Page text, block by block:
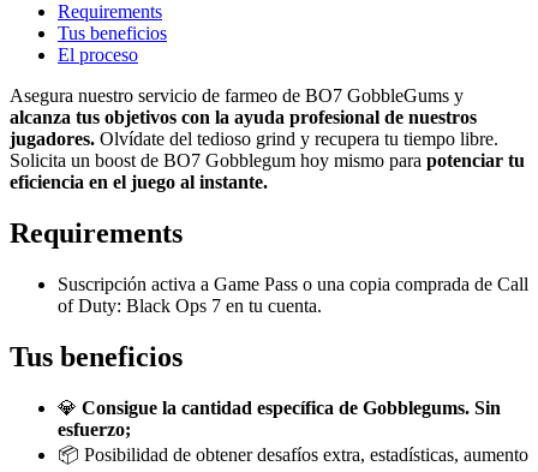
Requirements
Tus beneficios
El proceso
Asegura nuestro servicio de farmeo de BO7 GobbleGums y
alcanza tus objetivos con la ayuda profesional de nuestros
jugadores. Olvídate del tedioso grind y recupera tu tiempo libre.
Solicita un boost de BO7 Gobblegum hoy mismo para potenciar tu
eficiencia en el juego al instante.
Requirements
Suscripción activa a Game Pass o una copia comprada de Call
of Duty: Black Ops 7 en tu cuenta.
Tus beneficios
💎 Consigue la cantidad específica de Gobblegums. Sin
esfuerzo;
📦 Posibilidad de obtener desafíos extra, estadísticas, aumento